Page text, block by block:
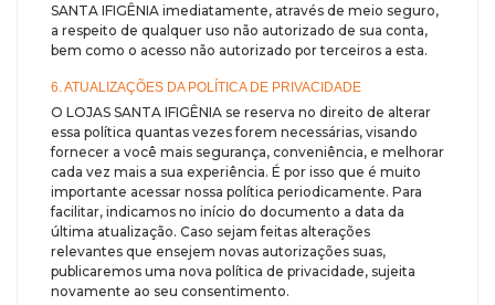
SANTA IFIGÊNIA imediatamente, através de meio seguro,
a respeito de qualquer uso não autorizado de sua conta,
bem como o acesso não autorizado por terceiros a esta.
6. ATUALIZAÇÕES DA POLÍTICA DE PRIVACIDADE
O LOJAS SANTA IFIGÊNIA se reserva no direito de alterar
essa política quantas vezes forem necessárias, visando
fornecer a você mais segurança, conveniência, e melhorar
cada vez mais a sua experiência. É por isso que é muito
importante acessar nossa política periodicamente. Para
facilitar, indicamos no início do documento a data da
última atualização. Caso sejam feitas alterações
relevantes que ensejem novas autorizações suas,
publicaremos uma nova política de privacidade, sujeita
novamente ao seu consentimento.